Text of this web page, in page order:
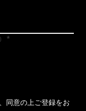
同意の上ご登録をお